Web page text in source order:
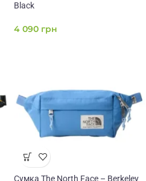
Black
4 090 грн
Сумка The North Face – Berkeley